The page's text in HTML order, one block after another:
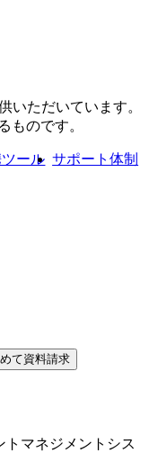
いただいています。
ものです。
ール サポート体制
て資料請求
マネジメントシス